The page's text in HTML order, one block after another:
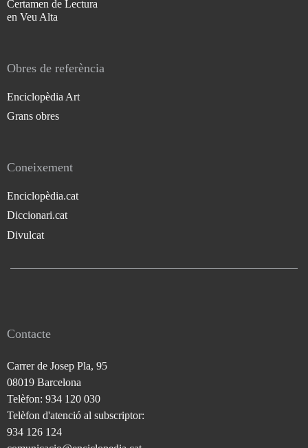
Certamen de Lectura
en Veu Alta
Obres de referència
Enciclopèdia Art
Grans obres
Coneixement
Enciclopèdia.cat
Diccionari.cat
Divulcat
Contacte
Carrer de Josep Pla, 95
08019 Barcelona
Telèfon: 934 120 030
Telèfon d'atenció al subscriptor:
934 126 124